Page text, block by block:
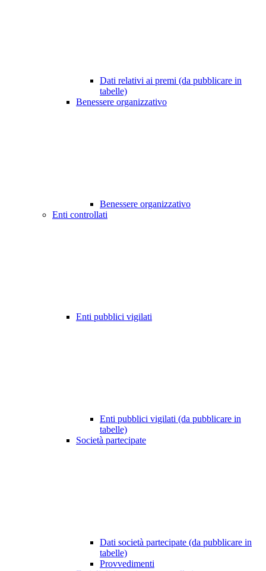
Dati relativi ai premi (da pubblicare in
tabelle)
Benessere organizzativo
Benessere organizzativo
Enti controllati
Enti pubblici vigilati
Enti pubblici vigilati (da pubblicare in
tabelle)
Società partecipate
Dati società partecipate (da pubblicare in
tabelle)
Provvedimenti